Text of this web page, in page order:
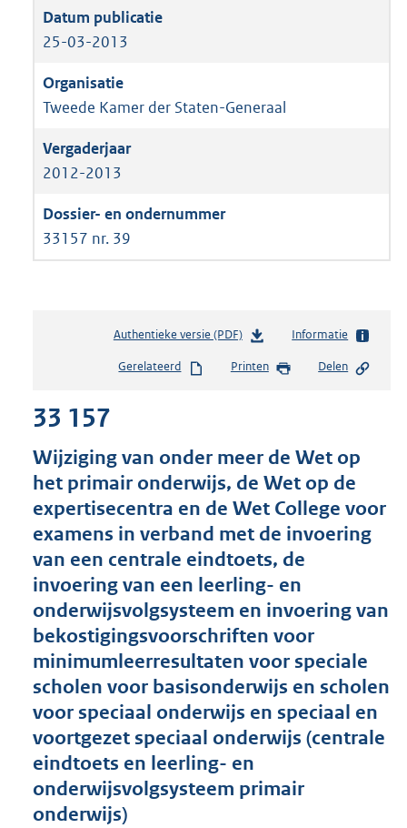
25-03-2013
Tweede Kamer der Staten-Generaal
2012-2013
33157 nr. 39
Authentieke versie (PDF)b
s
s
g
r
o
o
t
t
:
4
4
b
Informatie
Gerelateerd Printen Delen
33 157
Wijziging van onder meer de Wet op
het primair onderwijs, de Wet op de
expertisecentra en de Wet College voor
examens in verband met de invoering
van een centrale eindtoets, de
invoering van een leerling- en
onderwijsvolgsysteem en invoering van
bekostigingsvoorschriften voor
minimumleerresultaten voor speciale
scholen voor basisonderwijs en scholen
voor speciaal onderwijs en speciaal en
voortgezet speciaal onderwijs (centrale
eindtoets en leerling- en
onderwijsvolgsysteem primair
onderwijs)